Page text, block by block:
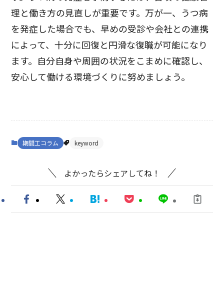
理と働き方の見直しが重要です。万が一、うつ病
を発症した場合でも、早めの受診や会社との連携
によって、十分に回復と円滑な復職が可能になり
ます。自分自身や周囲の状況をこまめに確認し、
安心して働ける環境づくりに努めましょう。
期間工コラム keyword
よかったらシェアしてね！